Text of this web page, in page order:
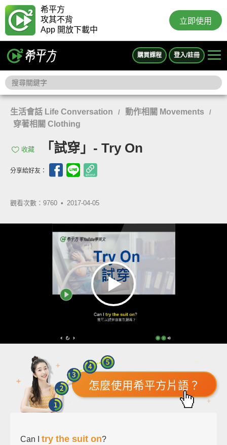
希平方
攻其不背
App 開放下載中
立即使用
購買課程 登入/註冊
生活會話 Life Conversation / 動作相關 Movements /
穿著相關 Clothing
收藏 「試穿」- Try On
分享給好友：
觀看次數：9760 • 2017-04-05
怎麼使用希平方片語？
Can I try the suit on?